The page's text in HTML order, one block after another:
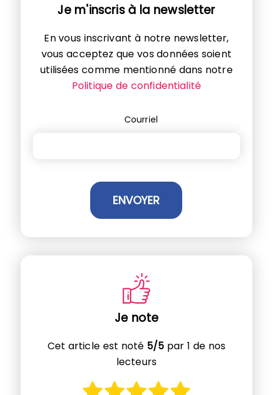
Je m'inscris à la newsletter
En vous inscrivant à notre newsletter,
vous acceptez que vos données soient
utilisées comme mentionné dans notre
Politique de confidentialité
Courriel
Je note
Cet article est noté 5/5 par 1 de nos
lecteurs